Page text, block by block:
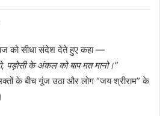
को सीधा संदेश देते हुए कहा —
पड़ोसी के अंकल को बाप मत मानो।”
के बीच गूंज उठा और लोग “जय श्रीराम” के